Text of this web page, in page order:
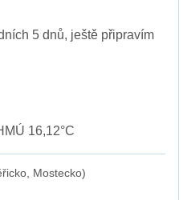
5 dnů, ještě připravím
16,12°C
Mostecko)